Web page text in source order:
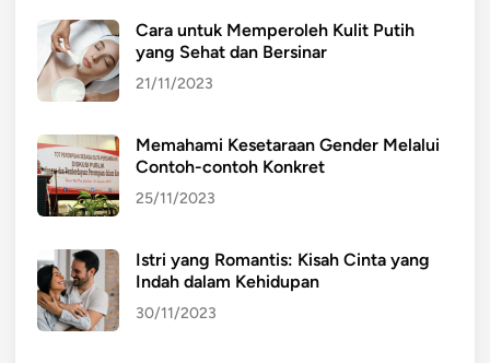
Cara untuk Memperoleh Kulit Putih
yang Sehat dan Bersinar
21/11/2023
Memahami Kesetaraan Gender Melalui
Contoh-contoh Konkret
25/11/2023
Istri yang Romantis: Kisah Cinta yang
Indah dalam Kehidupan
30/11/2023